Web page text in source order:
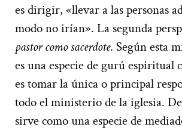
es dirigir, «llevar a las personas
modo no irían». La segunda
pastor como sacerdote. Según esta
es una especie de gurú espiritual
es tomar la única o principal
todo el ministerio de la iglesia.
sirve como una especie de